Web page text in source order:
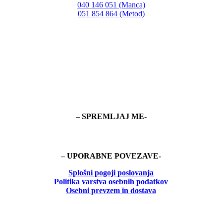
040 146 051 (Manca)
051 854 864 (Metod)
– SPREMLJAJ ME-
– UPORABNE POVEZAVE-
Splošni pogoji poslovanja
Politika varstva osebnih podatkov
Osebni prevzem in dostava